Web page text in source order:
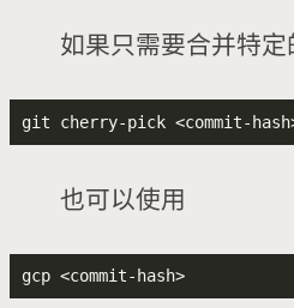
如果只需要合并特定的
也可以使用
gcp <commit-hash>